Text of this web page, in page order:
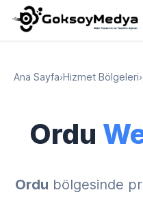
Ana Sayfa›Hizmet Bölgeleri›
Ordu
Ordu bölgesinde